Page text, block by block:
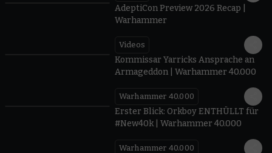
AdeptiCon Preview 2026 Recap |
Warhammer
Videos
Kommissar Yarricks Ansprache an
Armageddon | Warhammer 40.000
Warhammer 40.000
Erster Blick: Orkboy ENTHÜLLT für
#New40k | Warhammer 40.000
Warhammer 40.000